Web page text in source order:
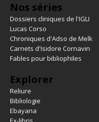
Nos séries
Dossiers cliniques de l'IGLI
Lucas Corso
Chroniques d'Adso de Melk
Carnets d'Isidore Cornavin
Fables pour bibliophiles
Explorer
Reliure
Bibliologie
Ebayana